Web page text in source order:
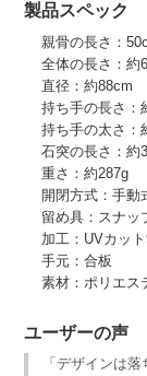
製品スペック
親骨の長さ：
全体の長さ：約
直径：約88cm
持ち手の長さ：
持ち手の太さ：
石突の長さ：約
重さ：約287g
開閉方式：手動
留め具：スナッ
加工：UVカッ
手元：合板
素材：ポリエス
ユーザーの声
「デザインは